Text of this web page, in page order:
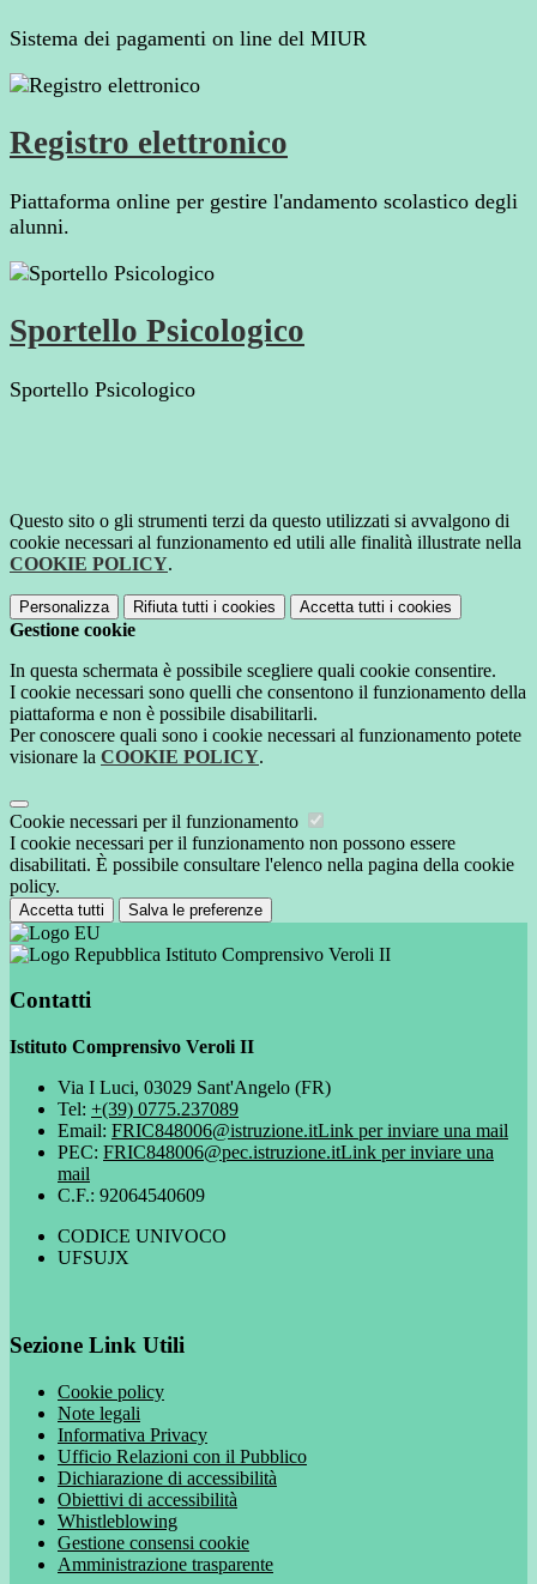
Sistema dei pagamenti on line del MIUR
Registro elettronico
Piattaforma online per gestire l'andamento scolastico degli
alunni.
Sportello Psicologico
Sportello Psicologico
Questo sito o gli strumenti terzi da questo utilizzati si avvalgono di
cookie necessari al funzionamento ed utili alle finalità illustrate nella
COOKIE POLICY.
Personalizza Rifiuta tutti i cookies Accetta tutti i cookies
Gestione cookie
In questa schermata è possibile scegliere quali cookie consentire.
I cookie necessari sono quelli che consentono il funzionamento della
piattaforma e non è possibile disabilitarli.
Per conoscere quali sono i cookie necessari al funzionamento potete
visionare la COOKIE POLICY.
Cookie necessari per il funzionamento
I cookie necessari per il funzionamento non possono essere
disabilitati. È possibile consultare l'elenco nella pagina della cookie
policy.
Accetta tutti Salva le preferenze
Istituto Comprensivo Veroli II
Contatti
Istituto Comprensivo Veroli II
Via I Luci, 03029 Sant'Angelo (FR)
Tel: +(39) 0775.237089
Email: FRIC848006@istruzione.itLink per inviare una mail
PEC: FRIC848006@pec.istruzione.itLink per inviare una
mail
C.F.: 92064540609
CODICE UNIVOCO
UFSUJX
Sezione Link Utili
Cookie policy
Note legali
Informativa Privacy
Ufficio Relazioni con il Pubblico
Dichiarazione di accessibilità
Obiettivi di accessibilità
Whistleblowing
Gestione consensi cookie
Amministrazione trasparente